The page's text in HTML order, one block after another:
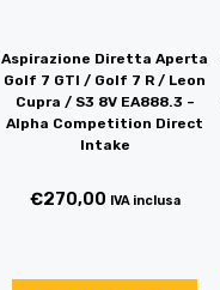
Aspirazione Diretta Aperta
Golf 7 GTI / Golf 7 R / Leon
Cupra / S3 8V EA888.3 –
Alpha Competition Direct
Intake
€270,00 IVA inclusa